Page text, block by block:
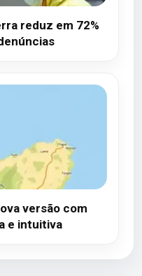
reduz em 72%
versão com
e intuitiva